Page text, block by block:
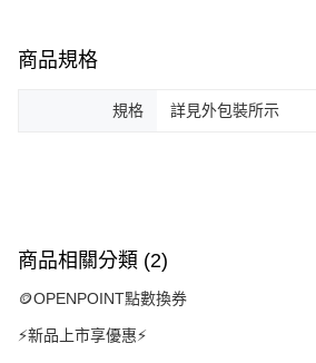
商品規格
規格 詳見外包裝所示
商品相關分類 (2)
🪙OPENPOINT點數換券
⚡新品上市享優惠⚡